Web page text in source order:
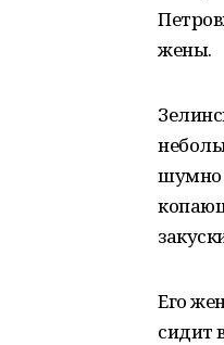
жены.
шумно
Его
сидит